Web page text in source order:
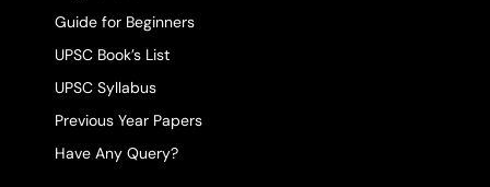
Guide for Beginners
UPSC Book’s List
UPSC Syllabus
Previous Year Papers
Have Any Query?